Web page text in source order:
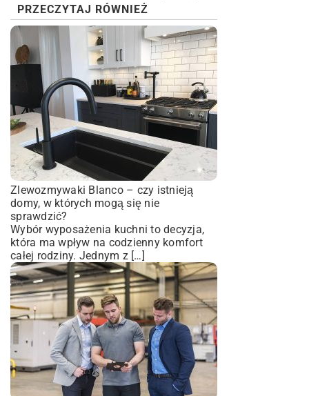
PRZECZYTAJ RÓWNIEŻ
Zlewozmywaki Blanco – czy istnieją
domy, w których mogą się nie
sprawdzić?
Wybór wyposażenia kuchni to decyzja,
która ma wpływ na codzienny komfort
całej rodziny. Jednym z […]